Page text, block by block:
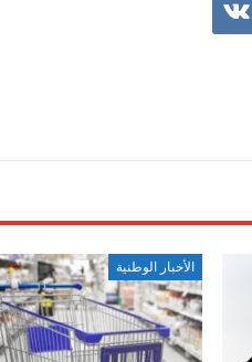
الأخبار الوطنية